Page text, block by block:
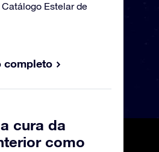
Estelar de
completo
cura da
como